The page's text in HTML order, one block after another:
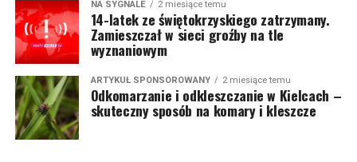
NA SYGNALE 2 miesiące temu
14-latek ze świętokrzyskiego zatrzymany.
Zamieszczał w sieci groźby na tle
wyznaniowym
ARTYKUŁ SPONSOROWANY 2 miesiące temu
Odkomarzanie i odkleszczanie w Kielcach –
skuteczny sposób na komary i kleszcze